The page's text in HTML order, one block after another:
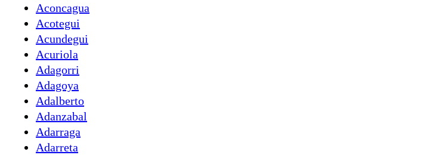
Aconcagua
Acotegui
Acundegui
Acuriola
Adagorri
Adagoya
Adalberto
Adanzabal
Adarraga
Adarreta